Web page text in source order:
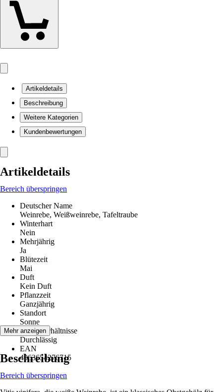
Artikeldetails
Beschreibung
Weitere Kategorien
Kundenbewertungen
Artikeldetails
Bereich überspringen
Deutscher Name
Weinrebe, Weißweinrebe, Tafeltraube
Winterhart
Nein
Mehrjährig
Ja
Blütezeit
Mai
Duft
Kein Duft
Pflanzzeit
Ganzjährig
Standort
Sonne
Bodenverhältnisse
Durchlässig
EAN
4063654276715
Mehr anzeigen
Beschreibung
Bereich überspringen